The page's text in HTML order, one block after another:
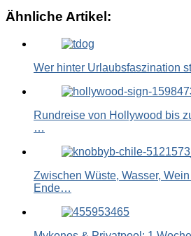
Copy
Ähnliche Artikel:
Wer hinter Urlaubsfaszination
Rundreise von Hollywood bis
…
Zwischen Wüste, Wasser,
Ende…